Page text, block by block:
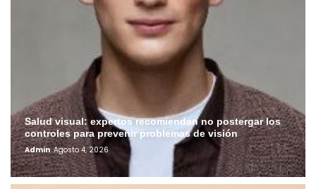
Salud visual: expertos recomiendan no postergar los
controles para prevenir problemas de visión
Admin Agosto 4, 2026